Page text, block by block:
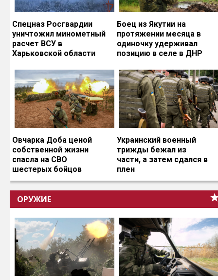
Спецназ Росгвардии
уничтожил минометный
расчет ВСУ в
Харьковской области
Боец из Якутии на
протяжении месяца в
одиночку удерживал
позицию в селе в ДНР
Овчарка Доба ценой
собственной жизни
спасла на СВО
шестерых бойцов
Украинский военный
трижды бежал из
части, а затем сдался в
плен
ОРУЖИЕ